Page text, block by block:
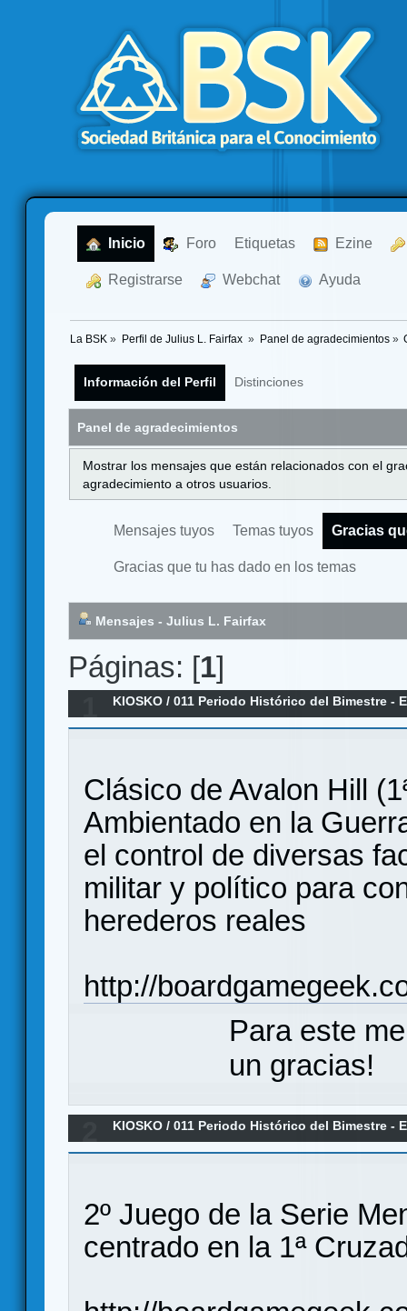
Inicio Foro Etiquetas Ezine
Registrarse Webchat Ayuda
La BSK » Perfil de Julius L. Fairfax » Panel de agradecimientos»
Información del Perfil Distinciones
Panel de agradecimientos
Mostrar los mensajes que están relacionados con el
agradecimiento a otros usuarios.
Mensajes tuyos Temas tuyos Gracias
Gracias que tu has dado en los temas
Mensajes - Julius L. Fairfax
Páginas: [1]
KIOSKO /011 Periodo Histórico del Bimestre -
Clásico de Avalon Hill
Ambientado en la
el control de diversas
militar y político para
herederos reales
http://
Para este
un gracias!
KIOSKO /011 Periodo Histórico del Bimestre -
2º Juego de la Serie
centrado en la 1ª